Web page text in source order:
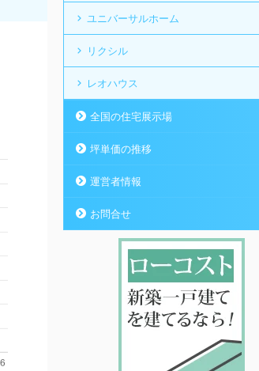
ユニバーサルホーム
リクシル
レオハウス
全国の住宅展示場
坪単価の推移
運営者情報
お問合せ